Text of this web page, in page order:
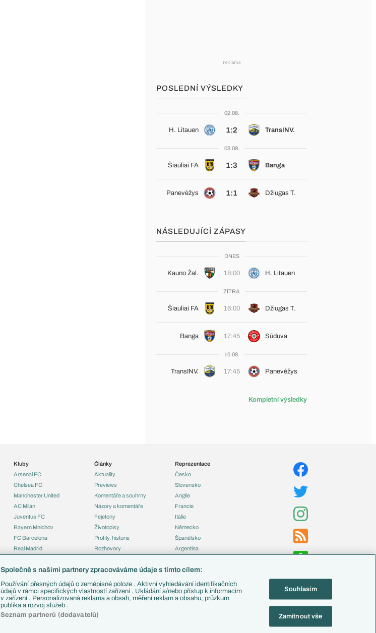
POSLEDNÍ VÝSLEDKY
02.08.
H. Litauen 1:2 TransINV.
03.08.
Šiauliai FA 1:3 Banga
Panevėžys 1:1 Džiugas T.
NÁSLEDUJÍCÍ ZÁPASY
DNES
Kauno Žal. 18:00 H. Litauen
ZÍTRA
Šiauliai FA 16:00 Džiugas T.
Banga 17:45 Sūduva
10.08.
TransINV. 17:45 Panevėžys
Kompletní výsledky
Kluby
Arsenal FC
Chelsea FC
Manchester United
AC Milán
Juventus FC
Bayern Mnichov
FC Barcelona
Real Madrid
Články
Aktuality
Previews
Komentáře a souhrny
Názory a komentáře
Fejetony
Životopisy
Profily, historie
Rozhovory
Reprezentace
Česko
Slovensko
Anglie
Francie
Itálie
Německo
Španělsko
Argentina
Zápasy
Livescore
Společně s našimi partnery zpracováváme údaje s tímto cílem:
Používání přesných údajů o zeměpisné poloze . Aktivní vyhledávání identifikačních
údajů v rámci specifických vlastností zařízení . Ukládání a/nebo přístup k informacím
v zařízení . Personalizovaná reklama a obsah, měření reklam a obsahu, průzkum
publika a rozvoj služeb .
Seznam partnerů (dodavatelů)
Souhlasím
Zamítnout vše